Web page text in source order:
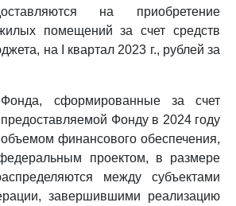
на приобретение
жилых помещений за счет средств
на I квартал 2023 г., рублей за
сформированные за счет
Фонду в 2024 году
объемом финансового обеспечения,
проектом, в размере
между субъектами
завершившими реализацию